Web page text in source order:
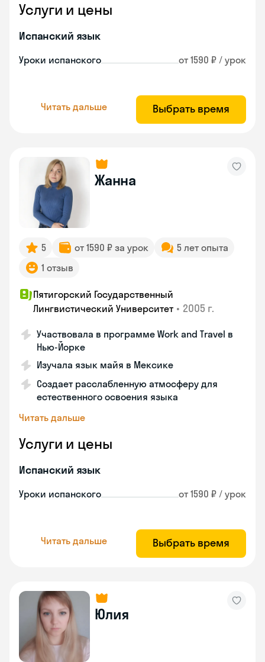
Услуги и цены
Испанский язык
Уроки испанского от 1590 ₽ / урок
Читать дальше Выбрать время
Жанна
5 от 1590 ₽ за урок
5 лет опыта
1 отзыв
Пятигорский Государственный
Лингвистический Университет • 2005 г.
Участвовала в программе Work and Travel в
Нью-Йорке
Изучала язык майя в Мексике
Создает расслабленную атмосферу для
естественного освоения языка
Читать дальше
Услуги и цены
Испанский язык
Уроки испанского от 1590 ₽ / урок
Читать дальше Выбрать время
Юлия